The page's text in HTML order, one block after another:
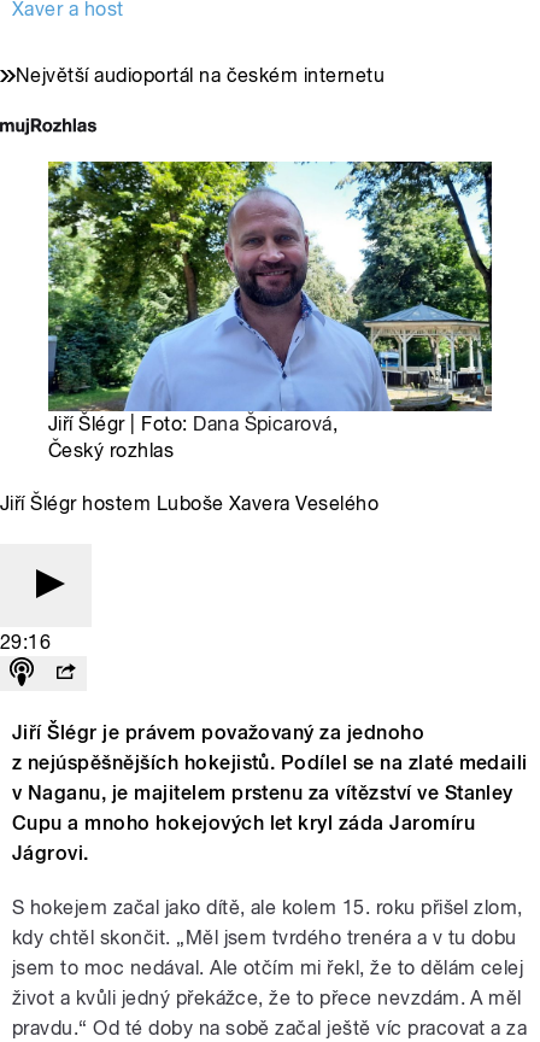
Xaver a host
Největší audioportál na českém internetu
Jiří Šlégr | Foto: Dana Špicarová,
Český rozhlas
Jiří Šlégr hostem Luboše Xavera Veselého
29:16
Jiří Šlégr je právem považovaný za jednoho
z nejúspěšnějších hokejistů. Podílel se na zlaté medaili
v Naganu, je majitelem prstenu za vítězství ve Stanley
Cupu a mnoho hokejových let kryl záda Jaromíru
Jágrovi.
S hokejem začal jako dítě, ale kolem 15. roku přišel zlom,
kdy chtěl skončit. „Měl jsem tvrdého trenéra a v tu dobu
jsem to moc nedával. Ale otčím mi řekl, že to dělám celej
život a kvůli jedný překážce, že to přece nevzdám. A měl
pravdu.“ Od té doby na sobě začal ještě víc pracovat a za